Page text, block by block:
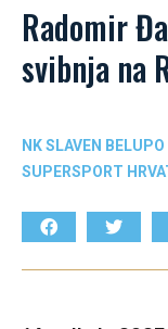
Radomir
svibnja na
NK SLAVEN BELUPO
SUPERSPORT